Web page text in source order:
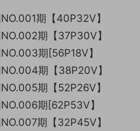
期【40P32V】
期【37P30V】
期[56P18V】
期【38P20V】
期【52P26V】
期[62P53V】
期【32P45V】